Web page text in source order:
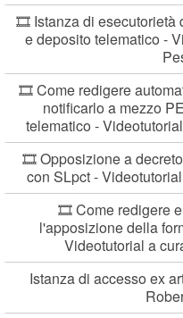
🎞️ Istanza di esecutorietà
e deposito telematico -
🎞️ Come redigere
notificarlo a mezzo
telematico -
🎞️ Opposizione a
con SLpct -
🎞️ Come redigere
l'apposizione della
Videotutorial a
Istanza di accesso ex